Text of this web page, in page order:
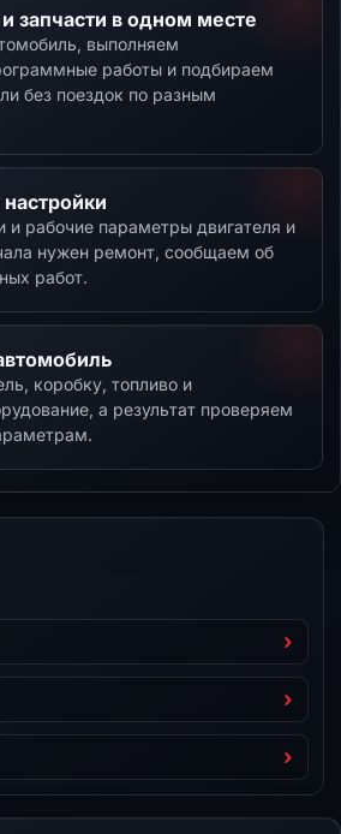
запчасти в одном месте
выполняем
работы и подбираем
без поездок по разным
рабочие параметры двигателя и
нужен ремонт, сообщаем об
работ.
коробку, топливо и
а результат проверяем